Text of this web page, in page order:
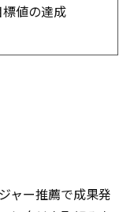
値の達成
ャー推薦で成果発